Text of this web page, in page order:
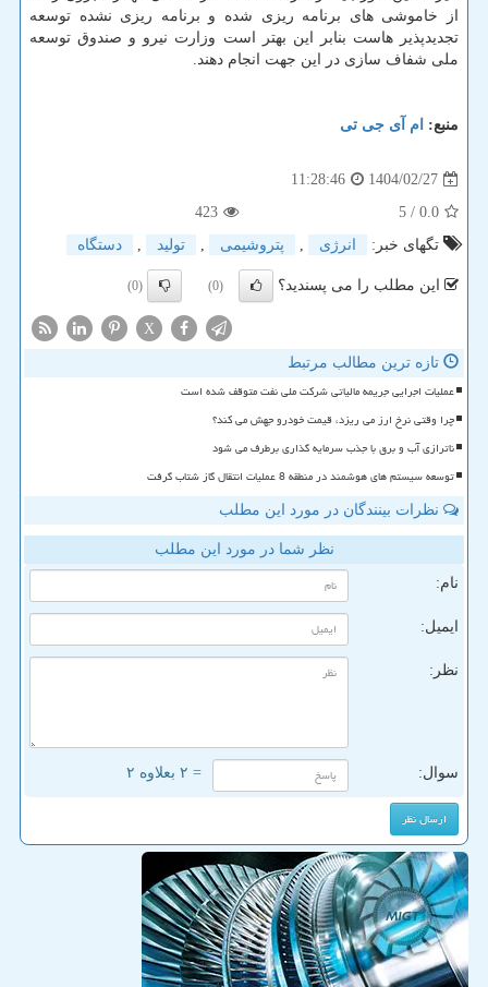
از خاموشی های برنامه ریزی شده و برنامه ریزی نشده توسعه
تجدیدپذیر هاست بنابر این بهتر است وزارت نیرو و صندوق توسعه
ملی شفاف سازی در این جهت انجام دهند.
منبع: ام آی جی تی
1404/02/27
11:28:46
0.0
/ 5
423
تگهای خبر:
انرژی , پتروشیمی , تولید , دستگاه
این مطلب را می پسندید؟ (0)
(0)
X
تازه ترین مطالب مرتبط
عملیات اجرایی جریمه مالیاتی شرکت ملی نفت متوقف شده است
چرا وقتی نرخ ارز می ریزد، قیمت خودرو جهش می کند؟
ناترازی آب و برق با جذب سرمایه گذاری برطرف می شود
توسعه سیستم های هوشمند در منطقه 8 عملیات انتقال گاز شتاب گرفت
نظرات بینندگان در مورد این مطلب
نظر شما در مورد این مطلب
نام:
ایمیل:
نظر:
سوال: = ۲ بعلاوه ۲